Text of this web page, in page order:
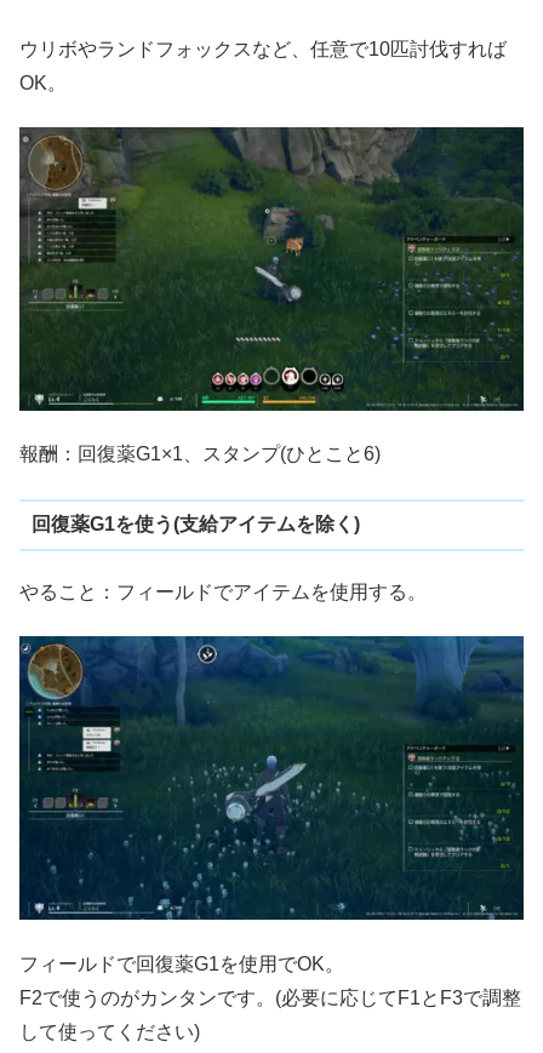
ウリボやランドフォックスなど、任意で10匹討伐すれば
OK。
報酬：回復薬G1×1、スタンプ(ひとこと6)
回復薬G1を使う(支給アイテムを除く)
やること：フィールドでアイテムを使用する。
フィールドで回復薬G1を使用でOK。
F2で使うのがカンタンです。(必要に応じてF1とF3で調整
して使ってください)